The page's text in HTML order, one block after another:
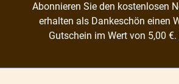
Abonnieren Sie den kostenlosen
erhalten als Dankeschön einen
Gutschein im Wert von 5,00 €.